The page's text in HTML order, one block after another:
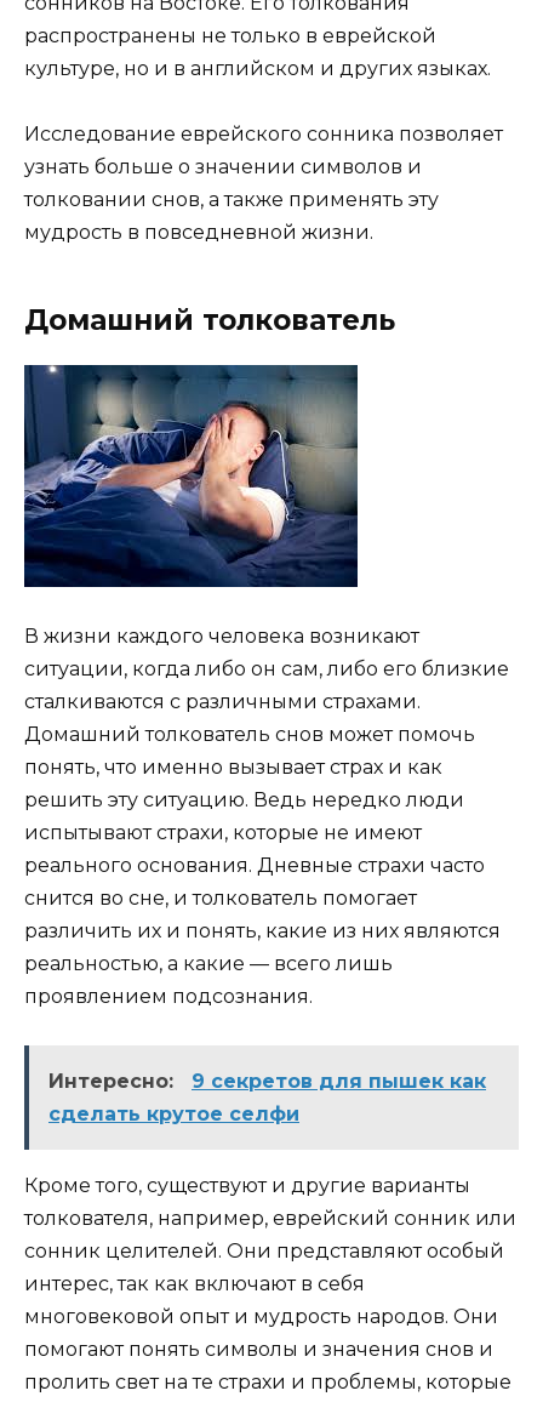
распространены не только в еврейской
культуре, но и в английском и других языках.
Исследование еврейского сонника позволяет
узнать больше о значении символов и
толковании снов, а также применять эту
мудрость в повседневной жизни.
Домашний толкователь
В жизни каждого человека возникают
ситуации, когда либо он сам, либо его близкие
сталкиваются с различными страхами.
Домашний толкователь снов может помочь
понять, что именно вызывает страх и как
решить эту ситуацию. Ведь нередко люди
испытывают страхи, которые не имеют
реального основания. Дневные страхи часто
снится во сне, и толкователь помогает
различить их и понять, какие из них являются
реальностью, а какие — всего лишь
проявлением подсознания.
Интересно:
9 секретов для пышек как
сделать крутое селфи
Кроме того, существуют и другие варианты
толкователя, например, еврейский сонник или
сонник целителей. Они представляют особый
интерес, так как включают в себя
многовековой опыт и мудрость народов. Они
помогают понять символы и значения снов и
пролить свет на те страхи и проблемы, которые